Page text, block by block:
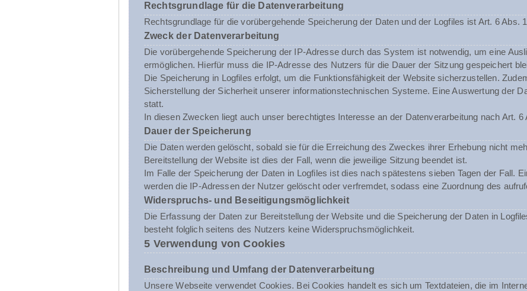
Rechtsgrundlage für die Datenverarbeitung
Rechtsgrundlage für die vorübergehende Speicherung der Daten und der Logfiles ist Art. 6 Abs.
Zweck der Datenverarbeitung
Die vorübergehende Speicherung der IP-Adresse durch das System ist notwendig, um eine
ermöglichen. Hierfür muss die IP-Adresse des Nutzers für die Dauer der Sitzung gespeichert
Die Speicherung in Logfiles erfolgt, um die Funktionsfähigkeit der Website sicherzustellen.
Sicherstellung der Sicherheit unserer informationstechnischen Systeme. Eine Auswertung der
statt.
In diesen Zwecken liegt auch unser berechtigtes Interesse an der Datenverarbeitung nach Art.
Dauer der Speicherung
Die Daten werden gelöscht, sobald sie für die Erreichung des Zweckes ihrer Erhebung nicht
Bereitstellung der Website ist dies der Fall, wenn die jeweilige Sitzung beendet ist.
Im Falle der Speicherung der Daten in Logfiles ist dies nach spätestens sieben Tagen der Fall.
werden die IP-Adressen der Nutzer gelöscht oder verfremdet, sodass eine Zuordnung des
Widerspruchs- und Beseitigungsmöglichkeit
Die Erfassung der Daten zur Bereitstellung der Website und die Speicherung der Daten in
besteht folglich seitens des Nutzers keine Widerspruchsmöglichkeit.
5 Verwendung von Cookies
Beschreibung und Umfang der Datenverarbeitung
Unsere Webseite verwendet Cookies. Bei Cookies handelt es sich um Textdateien, die im